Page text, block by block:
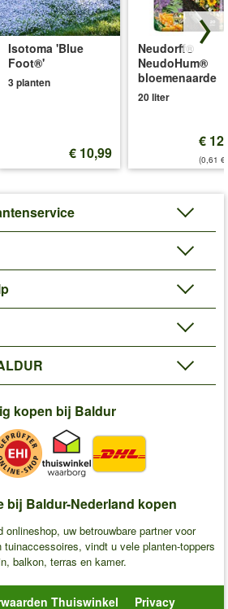
Isotoma 'Blue
Foot®'
3 planten
€ 10,99
Neudorff®
NeudoHum®
bloemenaarde
20 liter
€
(0,61
kopen bij Baldur
bij Baldur-Nederland kopen
onlineshop, uw betrouwbare partner voor
vindt u vele planten-toppers
balkon, terras en kamer.
Thuiswinkel Privacy